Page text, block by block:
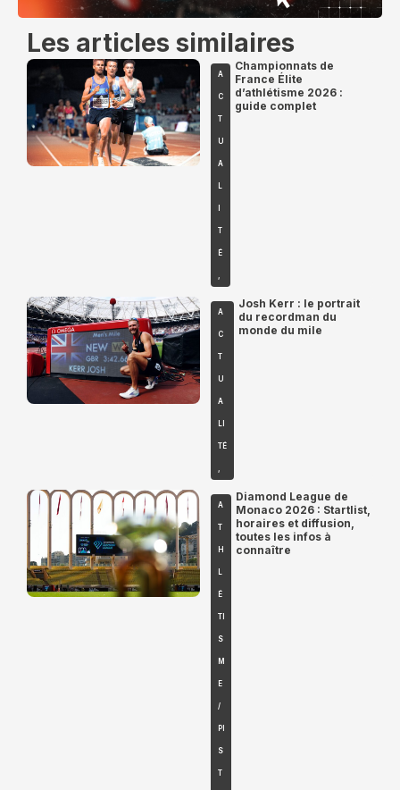
Les articles similaires
A
C
T
U
A
T
É
Championnats de
France Élite
d’athlétisme 2026 :
guide complet
A
C
T
U
A
TÉ
Josh Kerr : le portrait
du recordman du
monde du mile
A
T
H
É
TI
S
M
E
/
PI
S
T
Diamond League de
Monaco 2026 : Startlist,
horaires et diffusion,
toutes les infos à
connaître